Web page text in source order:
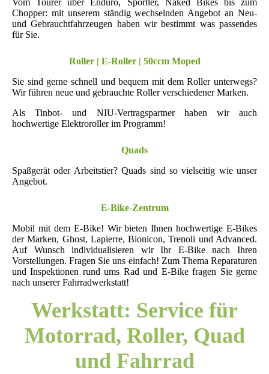
Vom Tourer über Enduro, Sportler, Naked Bikes bis zum
Chopper: mit unserem ständig wechselnden Angebot an Neu-
und Gebrauchtfahrzeugen haben wir bestimmt was passendes
für Sie.
Roller | E-Roller | 50ccm Moped
Sie sind gerne schnell und bequem mit dem Roller unterwegs?
Wir führen neue und gebrauchte Roller verschiedener Marken.
Als Tinbot- und NIU-Vertragspartner haben wir auch
hochwertige Elektroroller im Programm!
Quads
Spaßgerät oder Arbeitstier? Quads sind so vielseitig wie unser
Angebot.
E-Bike-Zentrum
Mobil mit dem E-Bike! Wir bieten Ihnen hochwertige E-Bikes
der Marken, Ghost, Lapierre, Bionicon, Trenoli und Advanced.
Auf Wunsch individualisieren wir Ihr E-Bike nach Ihren
Vorstellungen. Fragen Sie uns einfach! Zum Thema Reparaturen
und Inspektionen rund ums Rad und E-Bike fragen Sie gerne
nach unserer Fahrradwerkstatt!
Werkstatt: Service für
Motorrad, Roller, Quad
und Fahrrad